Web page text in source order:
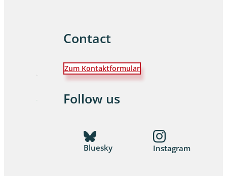
Contact
Zum Kontaktformular
Follow us
Bluesky Instagram